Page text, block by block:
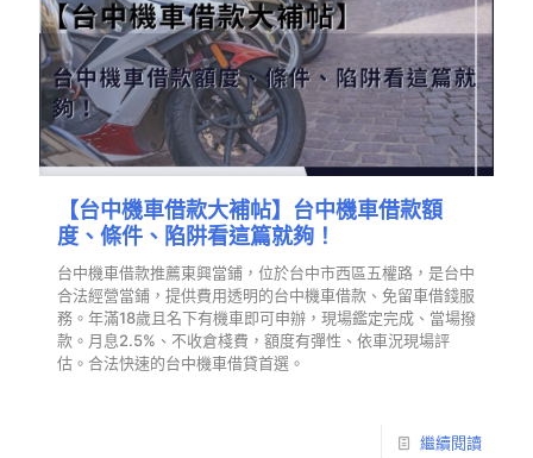
【台中機車借款大補帖】台中機車借款額
度、條件、陷阱看這篇就夠！
台中機車借款推薦東興當鋪，位於台中市西區五權路，是台中
合法經營當鋪，提供費用透明的台中機車借款、免留車借錢服
務。年滿18歲且名下有機車即可申辦，現場鑑定完成、當場撥
款。月息2.5%、不收倉棧費，額度有彈性、依車況現場評
估。合法快速的台中機車借貸首選。
繼續閱讀